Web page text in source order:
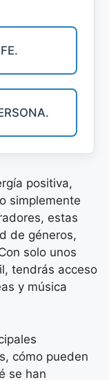
positiva,
simplemente
estas
de géneros,
solo unos
tendrás acceso
y música
cómo pueden
se han